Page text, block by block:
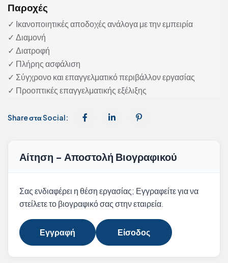
Παροχές
✓ Ικανοποιητικές αποδοχές ανάλογα με την εμπειρία
✓ Διαμονή
✓ Διατροφή
✓ Πλήρης ασφάλιση
✓ Σύγχρονο και επαγγελματικό περιβάλλον εργασίας
✓ Προοπτικές επαγγελματικής εξέλιξης
Share στα Social:
Αίτηση - Αποστολή Βιογραφικού
Σας ενδιαφέρει η θέση εργασίας; Εγγραφείτε για να
στείλετε το βιογραφικό σας στην εταιρεία.
Εγγραφή Είσοδος